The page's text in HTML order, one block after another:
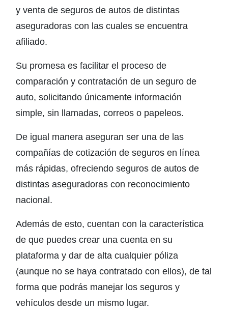
y venta de seguros de autos de distintas
aseguradoras con las cuales se encuentra
afiliado.
Su promesa es facilitar el proceso de
comparación y contratación de un seguro de
auto, solicitando únicamente información
simple, sin llamadas, correos o papeleos.
De igual manera aseguran ser una de las
compañías de cotización de seguros en línea
más rápidas, ofreciendo seguros de autos de
distintas aseguradoras con reconocimiento
nacional.
Además de esto, cuentan con la característica
de que puedes crear una cuenta en su
plataforma y dar de alta cualquier póliza
(aunque no se haya contratado con ellos), de tal
forma que podrás manejar los seguros y
vehículos desde un mismo lugar.